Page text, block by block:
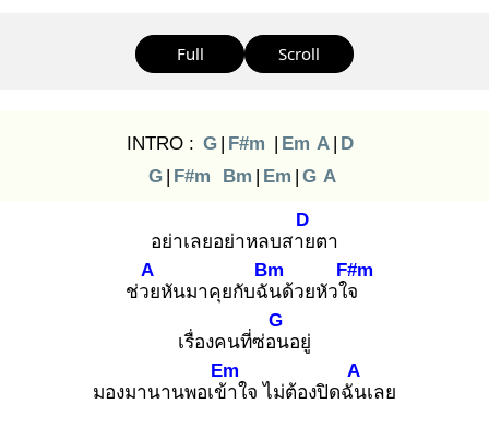
Full Scroll
INTRO : G | F#m | Em A | D
G | F#m Bm | Em | G A
อย่าเลยอย่าหลบสาย
D
ตา
ช่วย
A
หันมาคุยกับฉัน
Bm
ด้วยหัวใจ
F#m
เรื่องคนที่ซ่อน
G
อยู่
มองมานานพอเข้า
Em
ใจ ไม่ต้องปิดฉัน
A
เลย